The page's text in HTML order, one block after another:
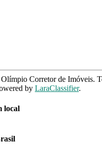
Corretor de Imóveis.
by LaraClassifier.
local